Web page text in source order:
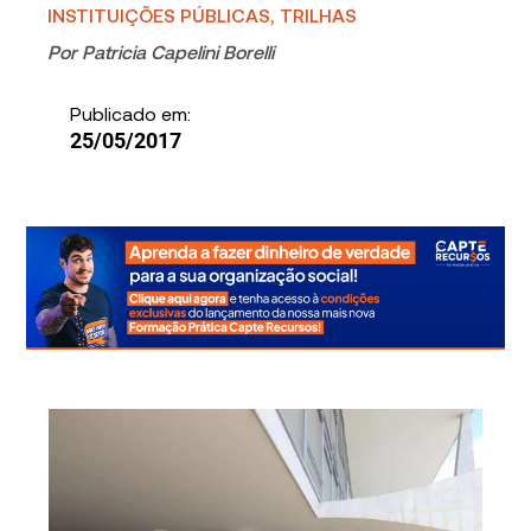
INSTITUIÇÕES PÚBLICAS TRILHAS
Por Patricia Capelini Borelli
Publicado em:
25/05/2017